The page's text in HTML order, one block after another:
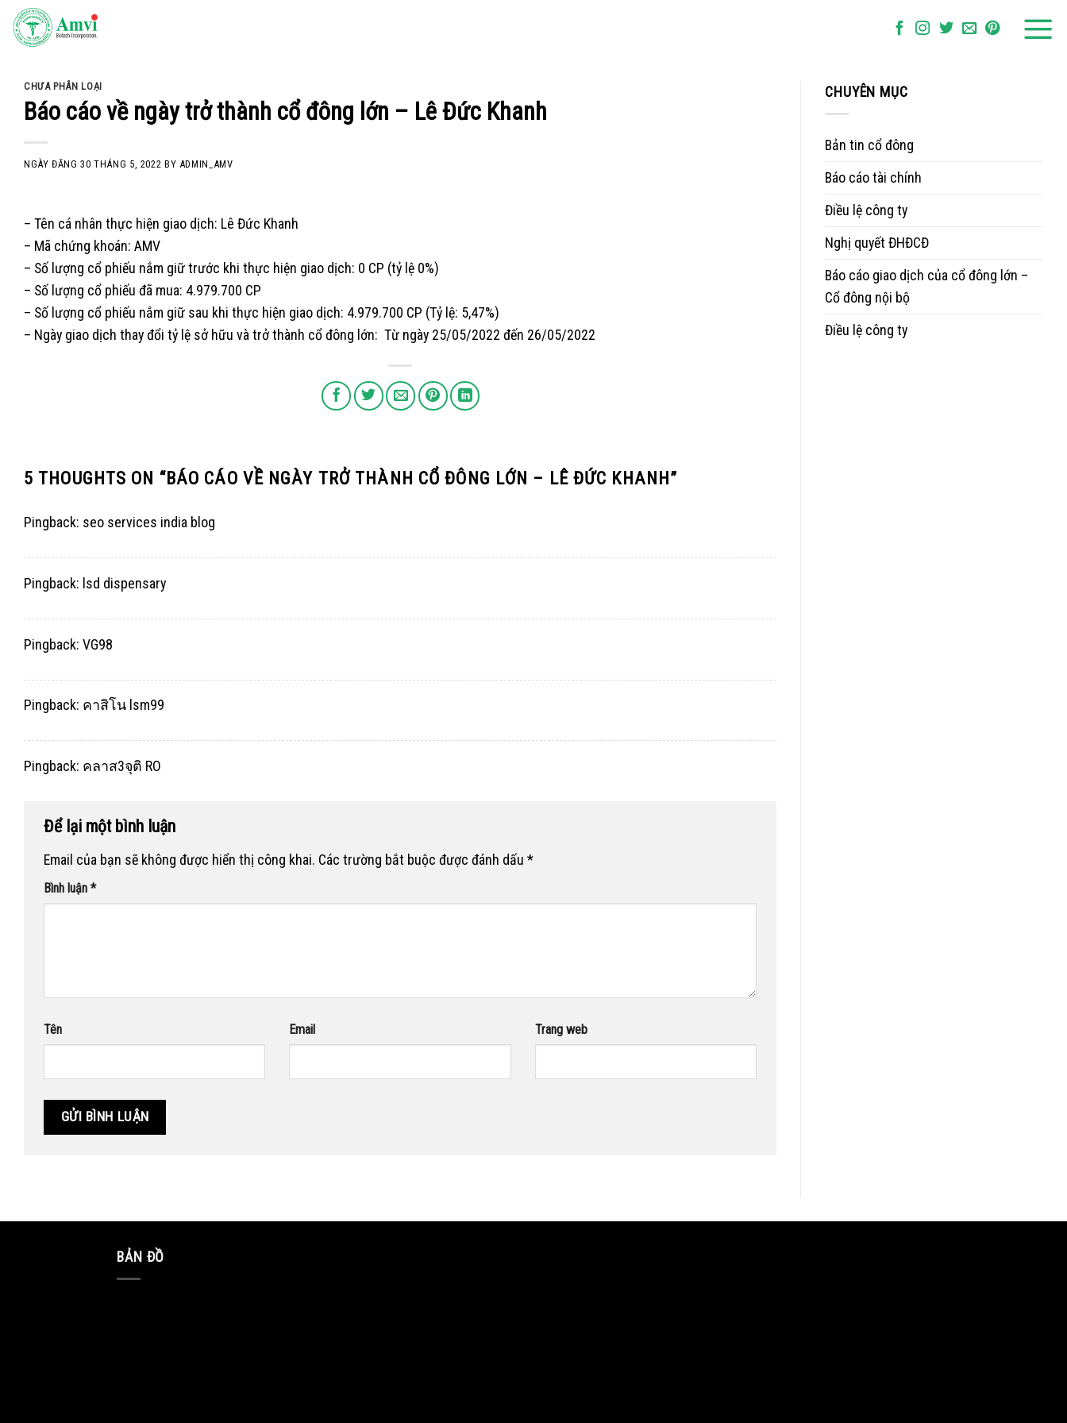
Skip
CHƯA PHÂN LOẠI
Báo cáo về ngày trở thành cổ đông lớn – Lê Đức Khanh
NGÀY ĐĂNG30 THÁNG 5, 2022 BY ADMIN_AMV
– Tên cá nhân thực hiện giao dịch: Lê Đức Khanh
– Mã chứng khoán: AMV
– Số lượng cổ phiếu nắm giữ trước khi thực hiện giao dịch: 0 CP (tỷ lệ 0%)
– Số lượng cổ phiếu đã mua: 4.979.700 CP
– Số lượng cổ phiếu nắm giữ sau khi thực hiện giao dịch: 4.979.700 CP (Tỷ lệ: 5,47%)
– Ngày giao dịch thay đổi tỷ lệ sở hữu và trở thành cổ đông lớn: Từ ngày 25/05/2022 đến 26/05/2022
5 THOUGHTS ON “BÁO CÁO VỀ NGÀY TRỞ THÀNH CỔ ĐÔNG LỚN – LÊ ĐỨC KHANH”
Pingback: seo services india blog
Pingback: lsd dispensary
Pingback: VG98
Pingback: คาสิโน lsm99
Pingback: คลาส3จุติ RO
Để lại một bình luận
Email của bạn sẽ không được hiển thị công khai. Các trường bắt buộc được đánh dấu *
Bình luận *
Tên Email Trang web
CHUYÊN MỤC
Bản tin cổ đông
Báo cáo tài chính
Điều lệ công ty
Nghị quyết ĐHĐCĐ
Báo cáo giao dịch của cổ đông lớn –
Cổ đông nội bộ
Điều lệ công ty
BẢN ĐỒ